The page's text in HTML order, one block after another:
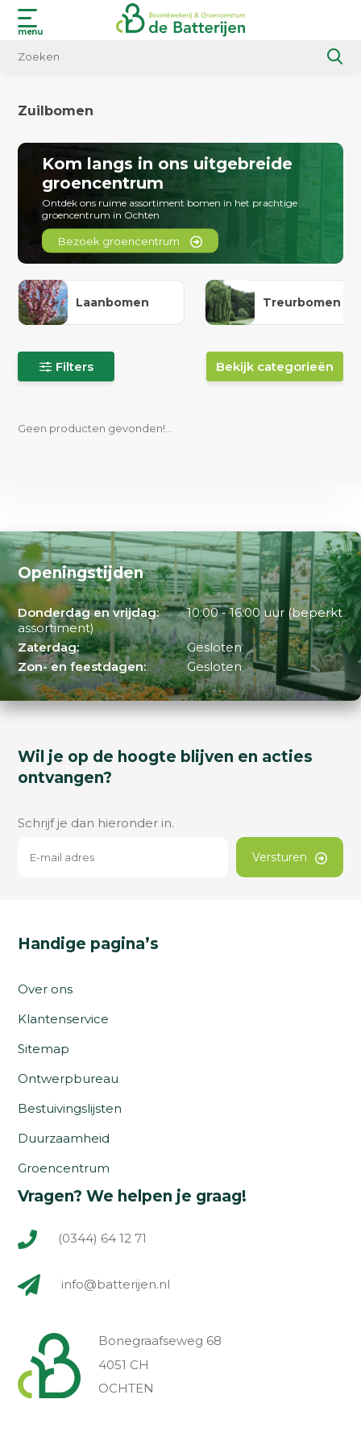
menu
Zuilbomen
Kom langs in ons uitgebreide
groencentrum
Ontdek ons ruime assortiment bomen in het prachtige
groencentrum in Ochten
Bezoek groencentrum
Laanbomen Treurbomen
Filters Bekijk categorieën
Geen producten gevonden!...
Openingstijden
Donderdag en vrijdag:
10:00 - 16:00 uur (beperkt
assortiment)
Zaterdag:
Gesloten
Zon- en feestdagen:
Gesloten
Wil je op de hoogte blijven en acties
ontvangen?
Schrijf je dan hieronder in.
Versturen
Handige pagina’s
Over ons
Klantenservice
Sitemap
Ontwerpbureau
Bestuivingslijsten
Duurzaamheid
Groencentrum
Vragen? We helpen je graag!
(0344) 64 12 71
info@batterijen.nl
Bonegraafseweg 68
4051 CH
OCHTEN